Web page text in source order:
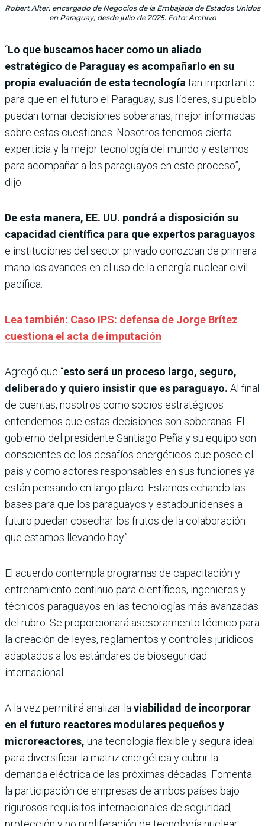
Robert Alter, encargado de Negocios de la Embajada de Estados Unidos
en Paraguay, desde julio de 2025. Foto: Archivo
“Lo que buscamos hacer como un aliado
estratégico de Paraguay es acompañarlo en su
propia evaluación de esta tecnología tan importante
para que en el futuro el Paraguay, sus líderes, su pueblo
puedan tomar decisiones soberanas, mejor informadas
sobre estas cuestiones. Nosotros tenemos cierta
experticia y la mejor tecnología del mundo y estamos
para acompañar a los paraguayos en este proceso”,
dijo.
De esta manera, EE. UU. pondrá a disposición su
capacidad científica para que expertos paraguayos
e instituciones del sector privado conozcan de primera
mano los avances en el uso de la energía nuclear civil
pacífica.
Lea también: Caso IPS: defensa de Jorge Brítez
cuestiona el acta de imputación
Agregó que “esto será un proceso largo, seguro,
deliberado y quiero insistir que es paraguayo. Al final
de cuentas, nosotros como socios estratégicos
entendemos que estas decisiones son soberanas. El
gobierno del presidente Santiago Peña y su equipo son
conscientes de los desafíos energéticos que posee el
país y como actores responsables en sus funciones ya
están pensando en largo plazo. Estamos echando las
bases para que los paraguayos y estadounidenses a
futuro puedan cosechar los frutos de la colaboración
que estamos llevando hoy”.
El acuerdo contempla programas de capacitación y
entrenamiento continuo para científicos, ingenieros y
técnicos paraguayos en las tecnologías más avanzadas
del rubro. Se proporcionará asesoramiento técnico para
la creación de leyes, reglamentos y controles jurídicos
adaptados a los estándares de bioseguridad
internacional.
A la vez permitirá analizar la viabilidad de incorporar
en el futuro reactores modulares pequeños y
microreactores, una tecnología flexible y segura ideal
para diversificar la matriz energética y cubrir la
demanda eléctrica de las próximas décadas. Fomenta
la participación de empresas de ambos países bajo
rigurosos requisitos internacionales de seguridad,